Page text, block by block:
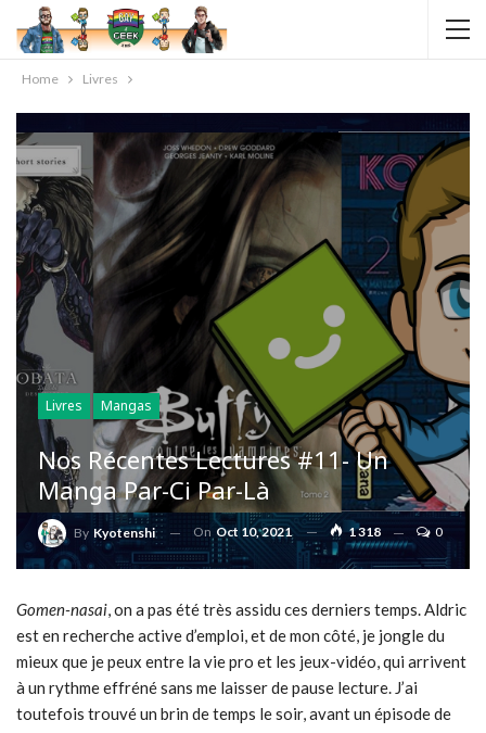
Home Livres
Livres Mangas
Nos Récentes Lectures #11- Un
Manga Par-Ci Par-Là
By Kyotenshi On Oct 10, 2021 1 318 0
Gomen-nasai, on a pas été très assidu ces derniers temps. Aldric
est en recherche active d’emploi, et de mon côté, je jongle du
mieux que je peux entre la vie pro et les jeux-vidéo, qui arrivent
à un rythme effréné sans me laisser de pause lecture. J’ai
toutefois trouvé un brin de temps le soir, avant un épisode de